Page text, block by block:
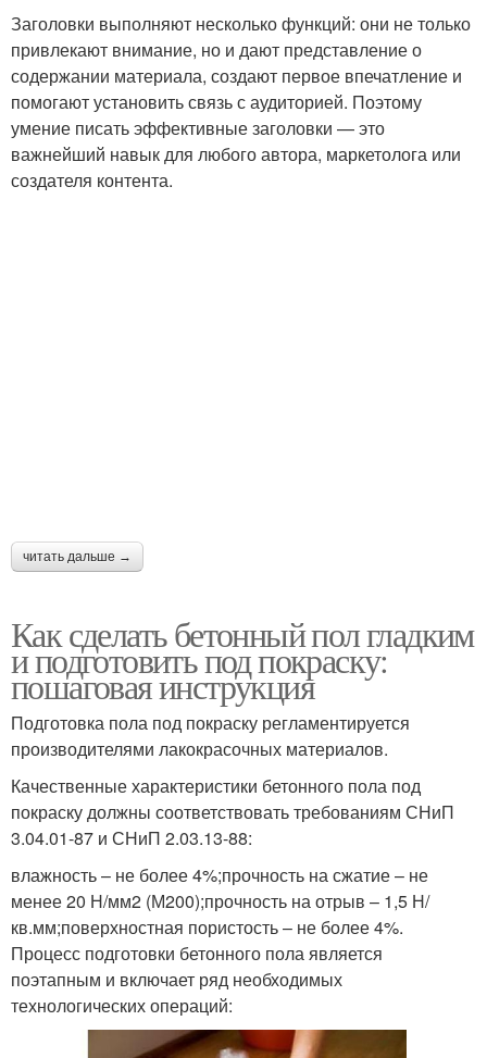
Заголовки выполняют несколько функций: они не только
привлекают внимание, но и дают представление о
содержании материала, создают первое впечатление и
помогают установить связь с аудиторией. Поэтому
умение писать эффективные заголовки — это
важнейший навык для любого автора, маркетолога или
создателя контента.
читать дальше →
Как сделать бетонный пол гладким
и подготовить под покраску:
пошаговая инструкция
Подготовка пола под покраску регламентируется
производителями лакокрасочных материалов.
Качественные характеристики бетонного пола под
покраску должны соответствовать требованиям СНиП
3.04.01-87 и СНиП 2.03.13-88:
влажность – не более 4%;прочность на сжатие – не
менее 20 Н/мм2 (М200);прочность на отрыв – 1,5 Н/
кв.мм;поверхностная пористость – не более 4%.
Процесс подготовки бетонного пола является
поэтапным и включает ряд необходимых
технологических операций: